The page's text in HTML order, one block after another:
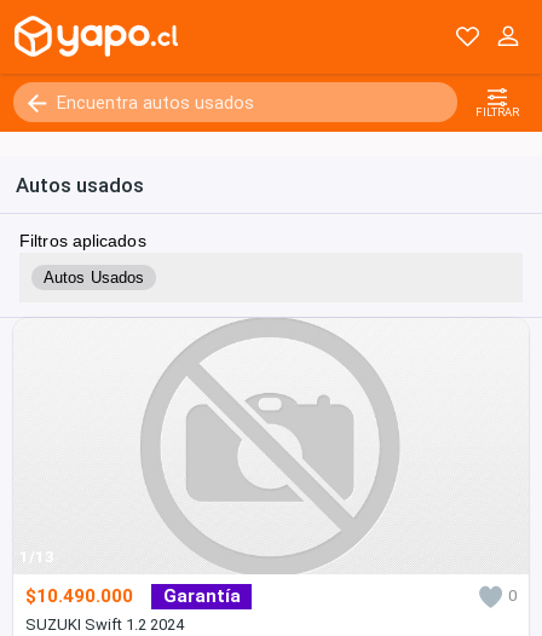
FILTRAR
Autos usados
Filtros aplicados
Autos Usados
1/13
$10.490.000 Garantía
0
SUZUKI Swift 1.2 2024